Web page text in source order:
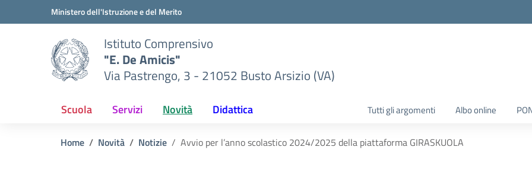
Vai ai contenuti
Vai al menu di navigazioneMinistero dell'Istruzione e del Merito
Istituto Comprensivo
"E. De Amicis"
Via Pastrengo, 3 - 21052 Busto Arsizio (VA)
Scuola Servizi Novità Didattica Tutti gli argomenti Albo online
Home Novità Notizie Avvio per l’anno scolastico 2024/2025 della piattaforma GIRASKUOLA